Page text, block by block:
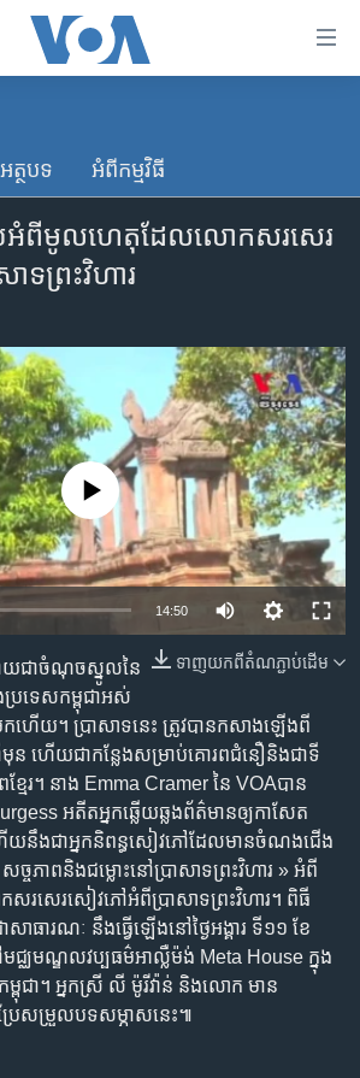
អត្ថបទ​ អំពី​កម្មវិធី​
អំពី​មូលហេតុ​ដែល​លោក​សរសេរ​
ទ​ព្រះវិហារ
source currently available
14:50
ទាញ​យក​ពី​តំណភ្ជាប់​ដើម
លាយ​ជា​ចំណុច​ស្នូល​នៃ​
ប្រទេស​កម្ពុជា​អស់​
ហើយ។ ប្រាសាទ​នេះ​ ត្រូវ​បាន​កសាង​ឡើង​ពី​
មុន ហើយ​ជា​កន្លែង​សម្រាប់​គោរព​ជំនឿ​និង​ជា​ទី
មែរ។ នាង Emma Cramer នៃ VOAបាន​
អតីត​អ្នក​ឆ្លើយ​ឆ្លង​ព័ត៌មាន​ឲ្យ​កាសែត​
យ​នឹង​ជា​អ្នក​និពន្ធ​សៀវភៅ​ដែល​មាន​ចំណង​ជើង​
ច្ចភាព​និង​ជម្លោះ​នៅ​ប្រាសាទ​ព្រះ​វិហារ » អំពី​
រសេរ​សៀវភៅ​អំពី​ប្រាសាទ​ព្រះវិហារ។ ពិធី​
សាធារណៈ នឹង​ធ្វើ​ឡើង​នៅ​ថ្ងៃអង្គារ ទី១១ ខែ
ជ្ឈមណ្ឌល​វប្បធម៌​អាល្លឺម៉ង់ Meta House ក្នុង​
ម្ពុជា។ អ្នកស្រី លី ម៉ូរីវ៉ាន់ និង​លោក មាន
ែសម្រួល​បទសម្ភាស​នេះ៕